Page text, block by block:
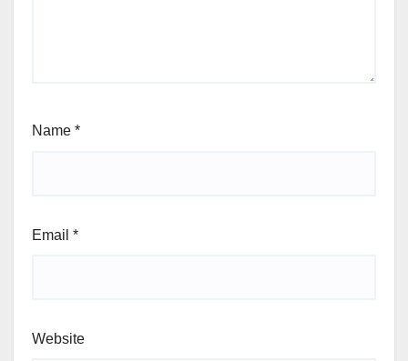
Name *
Email *
Website